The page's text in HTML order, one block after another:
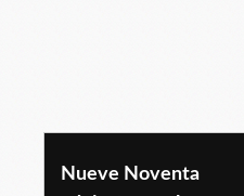
herramienta
Nueve Noventa